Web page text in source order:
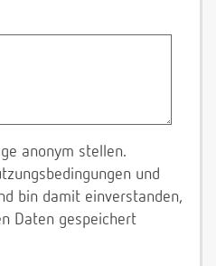
anonym stellen.
und
bin damit einverstanden,
Daten gespeichert